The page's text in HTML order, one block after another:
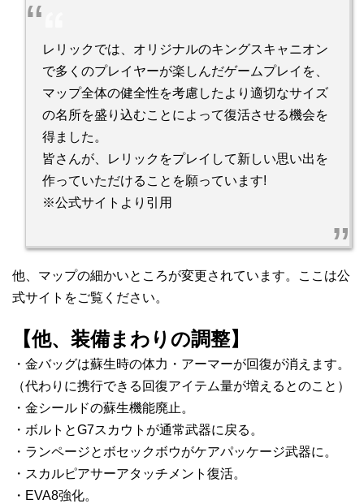
レリックでは、オリジナルのキングスキャニオン
で多くのプレイヤーが楽しんだゲームプレイを、
マップ全体の健全性を考慮したより適切なサイズ
の名所を盛り込むことによって復活させる機会を
得ました。
皆さんが、レリックをプレイして新しい思い出を
作っていただけることを願っています!
※公式サイトより引用
他、マップの細かいところが変更されています。ここは公
式サイトをご覧ください。
【他、装備まわりの調整】
・金バッグは蘇生時の体力・アーマーが回復が消えます。
（代わりに携行できる回復アイテム量が増えるとのこと）
・金シールドの蘇生機能廃止。
・ボルトとG7スカウトが通常武器に戻る。
・ランページとボセックボウがケアパッケージ武器に。
・スカルピアサーアタッチメント復活。
・EVA8強化。